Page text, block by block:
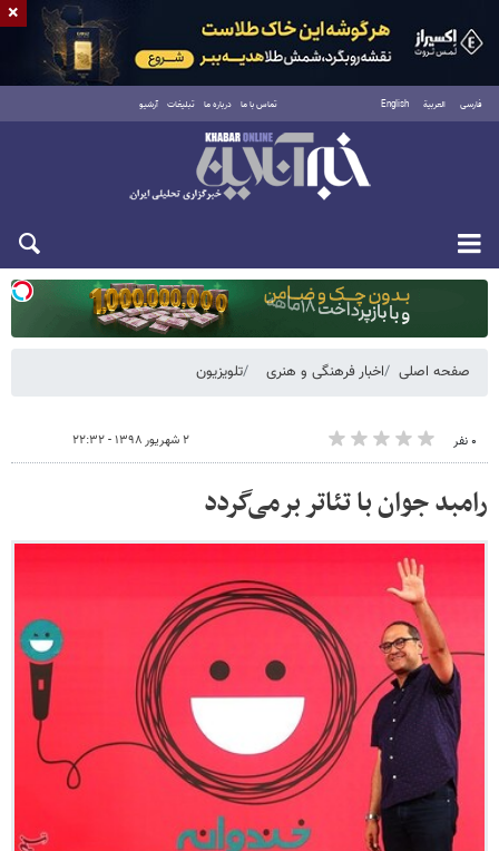
فارسی العربية English تماس با ما درباره ما تبلیغات آرشیو
دوشنبه ۱۹ مرداد ۱۴۰۵
صفحه اصلی اخبار فرهنگی و هنری تلویزیون
۰ نفر ۲ شهریور ۱۳۹۸ - ۲۲:۳۲
رامبد جوان با تئاتر برمی‌گردد
×